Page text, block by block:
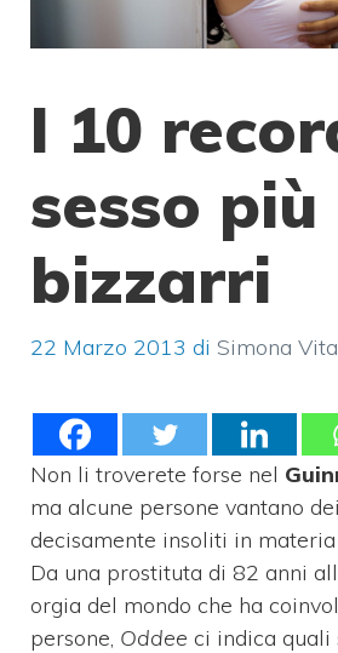
I 10
sesso più
bizzarri
22 Marzo 2013 di Simona
Non li troverete forse nel
ma alcune persone vantano
decisamente insoliti in materia
Da una prostituta di 82 anni
orgia del mondo che ha
persone, Oddee ci indica